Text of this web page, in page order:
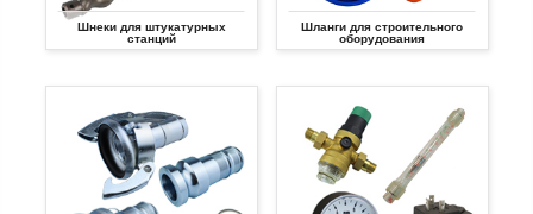
Шнеки для штукатурных
станций
Шланги для строительного
оборудования